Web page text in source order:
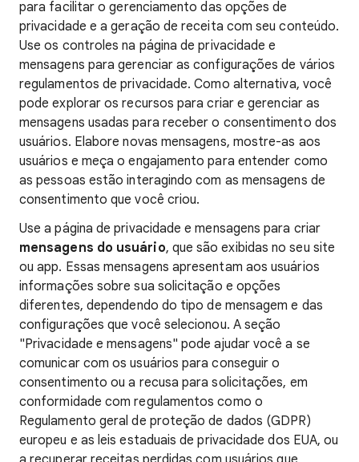
para facilitar o gerenciamento das opções de
privacidade e a geração de receita com seu conteúdo.
Use os controles na página de privacidade e
mensagens para gerenciar as configurações de vários
regulamentos de privacidade. Como alternativa, você
pode explorar os recursos para criar e gerenciar as
mensagens usadas para receber o consentimento dos
usuários. Elabore novas mensagens, mostre-as aos
usuários e meça o engajamento para entender como
as pessoas estão interagindo com as mensagens de
consentimento que você criou.
Use a página de privacidade e mensagens para criar
mensagens do usuário, que são exibidas no seu site
ou app. Essas mensagens apresentam aos usuários
informações sobre sua solicitação e opções
diferentes, dependendo do tipo de mensagem e das
configurações que você selecionou. A seção
"Privacidade e mensagens" pode ajudar você a se
comunicar com os usuários para conseguir o
consentimento ou a recusa para solicitações, em
conformidade com regulamentos como o
Regulamento geral de proteção de dados (GDPR)
europeu e as leis estaduais de privacidade dos EUA, ou